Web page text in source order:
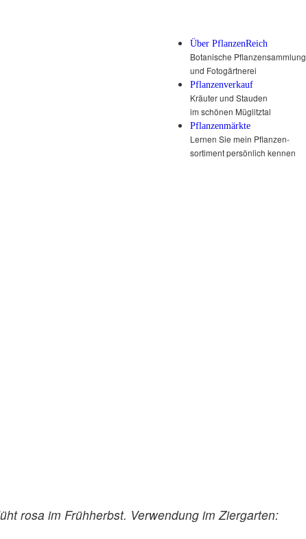
Über PflanzenReich
Botanische Pflanzensammlung
und Fotogärtnerei
Pflanzenverkauf
Kräuter und Stauden
im schönen Müglitztal
Pflanzenmärkte
Lernen Sie mein Pflanzen-
sortiment persönlich kennen
rosa im Frühherbst. Verwendung im Ziergarten: